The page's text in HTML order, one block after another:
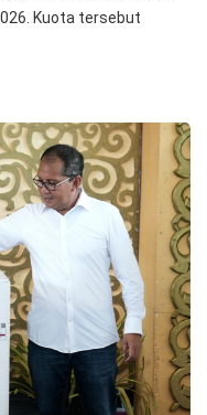
Kuota tersebut